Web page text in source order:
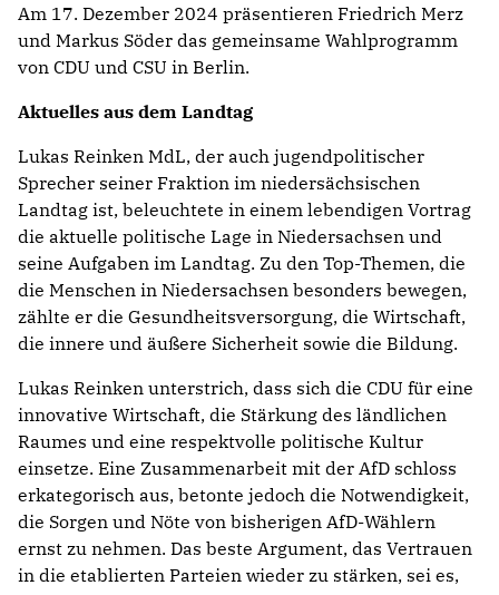
Am 17. Dezember 2024 präsentieren Friedrich Merz
und Markus Söder das gemeinsame Wahlprogramm
von CDU und CSU in Berlin.
Aktuelles aus dem Landtag
Lukas Reinken MdL, der auch jugendpolitischer
Sprecher seiner Fraktion im niedersächsischen
Landtag ist, beleuchtete in einem lebendigen Vortrag
die aktuelle politische Lage in Niedersachsen und
seine Aufgaben im Landtag. Zu den Top-Themen, die
die Menschen in Niedersachsen besonders bewegen,
zählte er die Gesundheitsversorgung, die Wirtschaft,
die innere und äußere Sicherheit sowie die Bildung.
Lukas Reinken unterstrich, dass sich die CDU für eine
innovative Wirtschaft, die Stärkung des ländlichen
Raumes und eine respektvolle politische Kultur
einsetze. Eine Zusammenarbeit mit der AfD schloss
erkategorisch aus, betonte jedoch die Notwendigkeit,
die Sorgen und Nöte von bisherigen AfD-Wählern
ernst zu nehmen. Das beste Argument, das Vertrauen
in die etablierten Parteien wieder zu stärken, sei es,